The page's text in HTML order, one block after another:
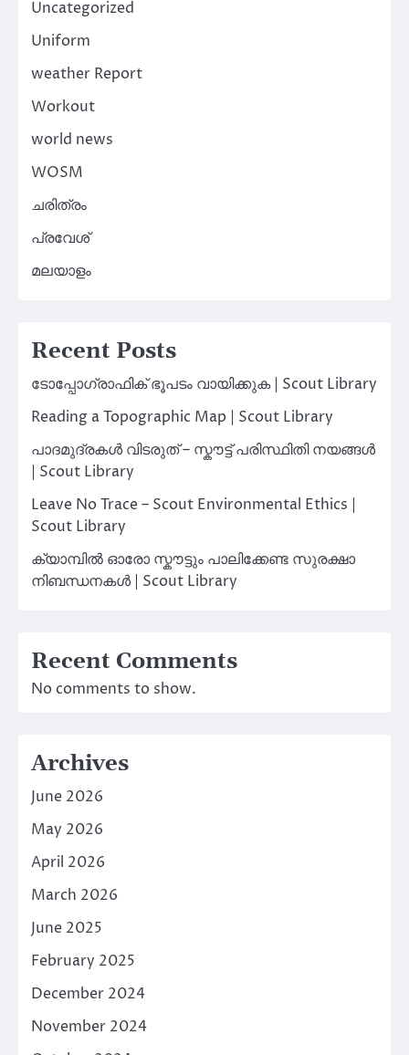
Uncategorized
Uniform
weather Report
Workout
world news
WOSM
ചരിത്രം
പ്രവേശ്
മലയാളം
Recent Posts
ടോപ്പോഗ്രാഫിക് ഭൂപടം വായിക്കുക | Scout Library
Reading a Topographic Map | Scout Library
പാദമുദ്രകൾ വിടരുത് – സ്കൗട്ട് പരിസ്ഥിതി നയങ്ങൾ
| Scout Library
Leave No Trace – Scout Environmental Ethics |
Scout Library
ക്യാമ്പിൽ ഓരോ സ്കൗട്ടും പാലിക്കേണ്ട സുരക്ഷാ
നിബന്ധനകൾ | Scout Library
Recent Comments
No comments to show.
Archives
June 2026
May 2026
April 2026
March 2026
June 2025
February 2025
December 2024
November 2024